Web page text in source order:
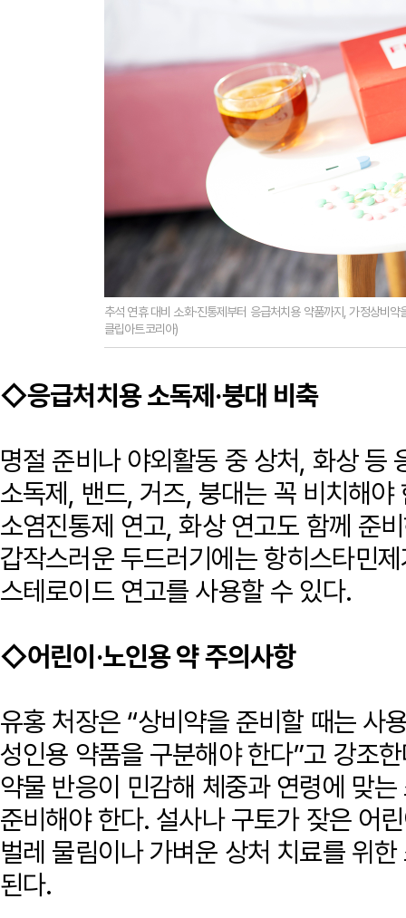
추석 연휴 대비 소화·진통제부터 응급처치용 약품까지, 가정상비
클립아트코리아)
◇응급처치용 소독제·붕대 비축
명절 준비나 야외활동 중 상처, 화상 등
소독제, 밴드, 거즈, 붕대는 꼭 비치해
소염진통제 연고, 화상 연고도 함께 준
갑작스러운 두드러기에는 항히스타민
스테로이드 연고를 사용할 수 있다.
◇어린이·노인용 약 주의사항
유홍 처장은 “상비약을 준비할 때는 사
성인용 약품을 구분해야 한다”고 강조
약물 반응이 민감해 체중과 연령에 맞
준비해야 한다. 설사나 구토가 잦은 어
벌레 물림이나 가벼운 상처 치료를 위
된다.